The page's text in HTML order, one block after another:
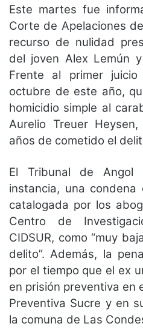
Este martes fue
Corte de Apelaciones
recurso de nulidad
del joven Alex Lemún
Frente al primer
octubre de este año,
homicidio simple al
Aurelio Treuer
años de cometido el
El Tribunal de Angol
instancia, una
catalogada por los
Centro de
CIDSUR, como “muy
delito”. Además, la
por el tiempo que el ex
en prisión preventiva en
Preventiva Sucre y en
la comuna de Las